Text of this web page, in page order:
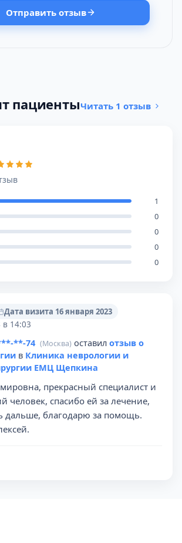
Отправить отзыв
пациентыЧитать 1 отзыв
1
0
0
0
0
Дата визита 16 января 2023
в 14:03
**-74 (Москва) оставил отзыв о
в Клиника неврологии и
ЕМЦ Щепкина
прекрасный специалист и
человек, спасибо ей за лечение,
дальше, благодарю за помощь.